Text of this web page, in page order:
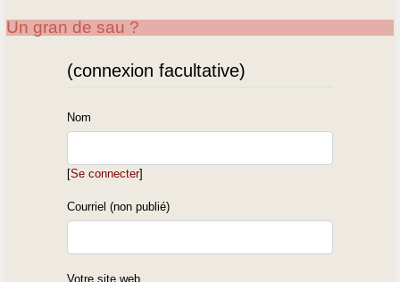
Un gran de sau ?
(connexion facultative)
Nom
[Se connecter]
Courriel (non publié)
Votre site web